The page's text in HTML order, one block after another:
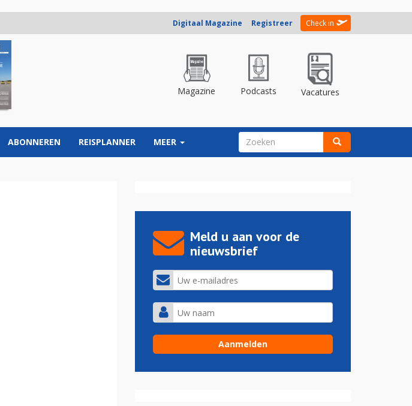
Digitaal Magazine Registreer Check in
Magazine Podcasts Vacatures
ABONNEREN REISPLANNER MEER ZOEKVELD
Meld u aan voor de
nieuwsbrief